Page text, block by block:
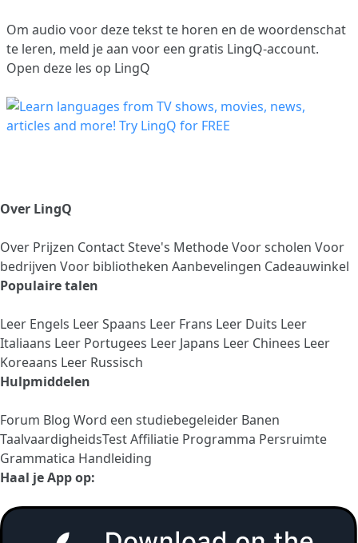
Om audio voor deze tekst te horen en de woordenschat
te leren, meld je aan voor een gratis LingQ-account.
Open deze les op LingQ
Over LingQ
Over Prijzen ContactSteve's MethodeVoor scholen Voor
bedrijven Voor bibliotheken Aanbevelingen Cadeauwinkel
Populaire talen
Leer Engels Leer Spaans Leer Frans Leer Duits Leer
Italiaans Leer Portugees Leer Japans Leer Chinees Leer
Koreaans Leer Russisch
Hulpmiddelen
Forum Blog Word een studiebegeleider Banen
TaalvaardigheidsTestAffiliatie Programma Persruimte
Grammatica Handleiding
Haal je App op: